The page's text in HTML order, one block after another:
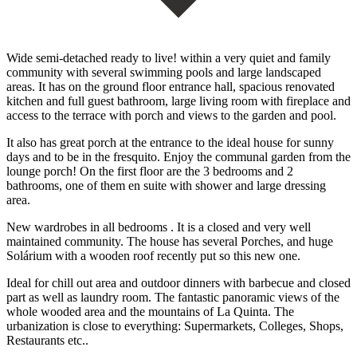
Wide semi-detached ready to live! within a very quiet and family
community with several swimming pools and large landscaped
areas. It has on the ground floor entrance hall, spacious renovated
kitchen and full guest bathroom, large living room with fireplace and
access to the terrace with porch and views to the garden and pool.
It also has great porch at the entrance to the ideal house for sunny
days and to be in the fresquito. Enjoy the communal garden from the
lounge porch! On the first floor are the 3 bedrooms and 2
bathrooms, one of them en suite with shower and large dressing
area.
New wardrobes in all bedrooms . It is a closed and very well
maintained community. The house has several Porches, and huge
Solárium with a wooden roof recently put so this new one.
Ideal for chill out area and outdoor dinners with barbecue and closed
part as well as laundry room. The fantastic panoramic views of the
whole wooded area and the mountains of La Quinta. The
urbanization is close to everything: Supermarkets, Colleges, Shops,
Restaurants etc..